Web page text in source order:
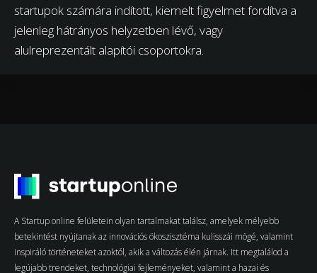
startupok számára indított, kiemelt figyelmet fordítva a
jelenleg hátrányos helyzetben lévő, vagy
alulreprezentált alapítói csoportokra.
A Startup online felületein olyan tartalmakat találsz, amelyek mélyebb
betekintést nyújtanak az innovációs ökoszisztéma kulisszái mögé, valamint
inspiráló történeteket azoktól, akik a változás élén járnak. Itt megtalálod a
legújabb trendeket, technológiai fejleményeket, valamint a hazai és